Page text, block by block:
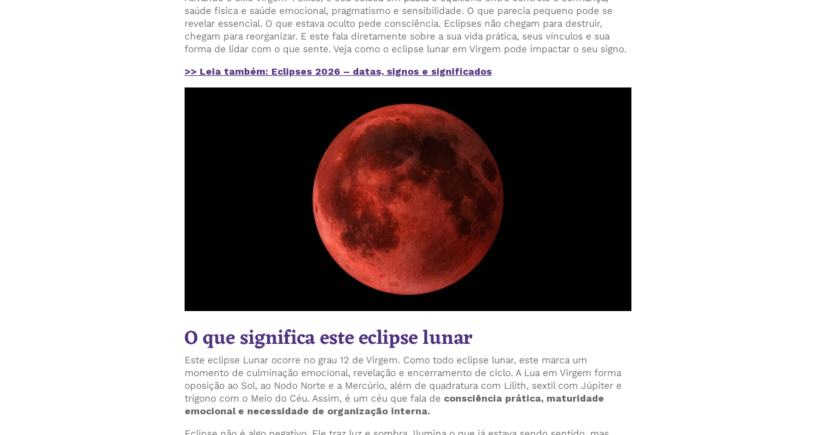
saúde física e saúde emocional, pragmatismo e sensibilidade. O que parecia pequeno pode se
revelar essencial. O que estava oculto pede consciência. Eclipses não chegam para destruir,
chegam para reorganizar. E este fala diretamente sobre a sua vida prática, seus vínculos e sua
forma de lidar com o que sente. Veja como o eclipse lunar em Virgem pode impactar o seu signo.
>> Leia também: Eclipses 2026 – datas, signos e significados
O que significa este eclipse lunar
Este eclipse Lunar ocorre no grau 12 de Virgem. Como todo eclipse lunar, este marca um
momento de culminação emocional, revelação e encerramento de ciclo. A Lua em Virgem forma
oposição ao Sol, ao Nodo Norte e a Mercúrio, além de quadratura com Lilith, sextil com Júpiter e
trígono com o Meio do Céu. Assim, é um céu que fala de consciência prática, maturidade
emocional e necessidade de organização interna.